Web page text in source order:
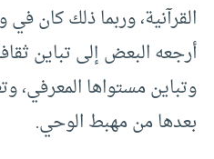
القرآنية، وربما ذلك كان
أرجعه البعض إلى تباين
وتباين مستواها المعرفي،
بعدها من مهبط الوحي.